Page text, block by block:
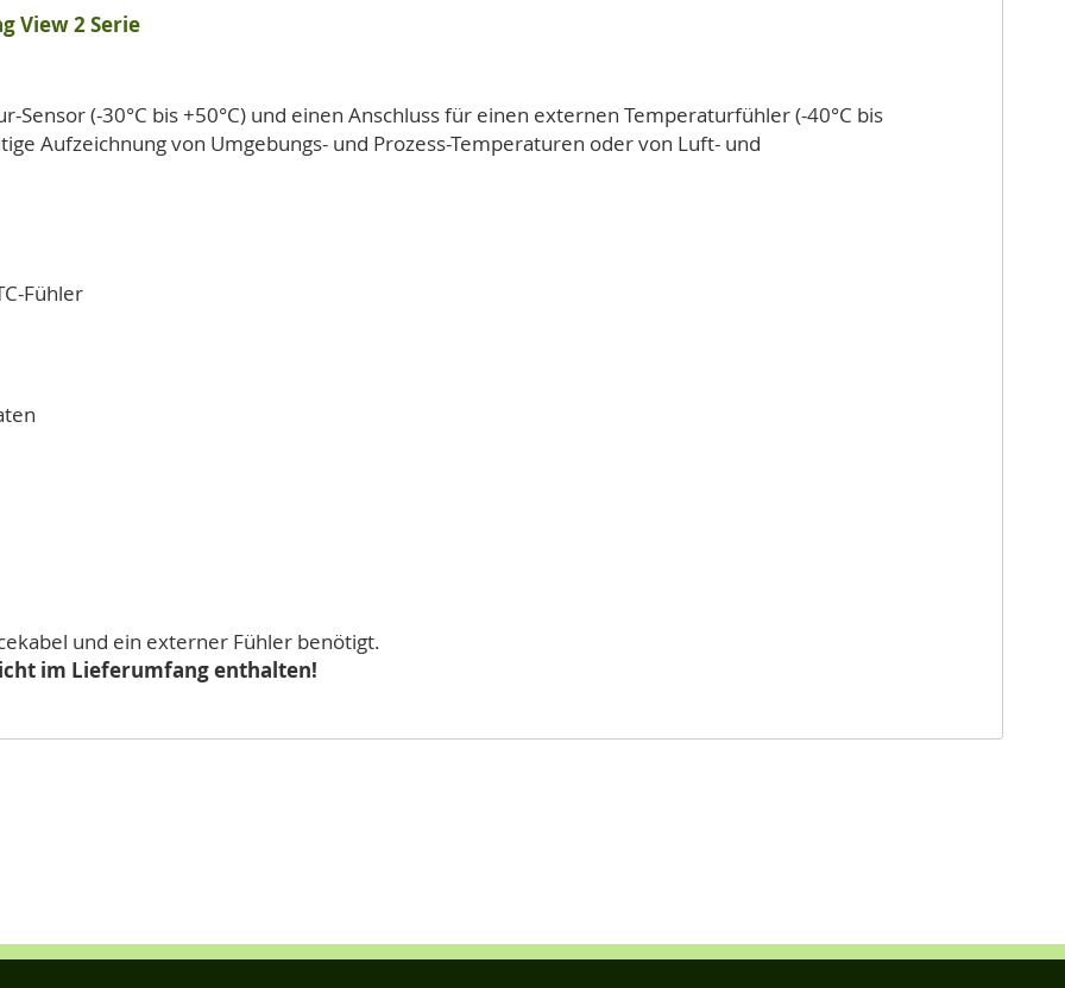
View 2 Serie
Sensor (-30°C bis +50°C) und einen Anschluss für einen externen Temperaturfühler (-40°C bis
Aufzeichnung von Umgebungs- und Prozess-Temperaturen oder von Luft- und
Fühler
und ein externer Fühler benötigt.
im Lieferumfang enthalten!